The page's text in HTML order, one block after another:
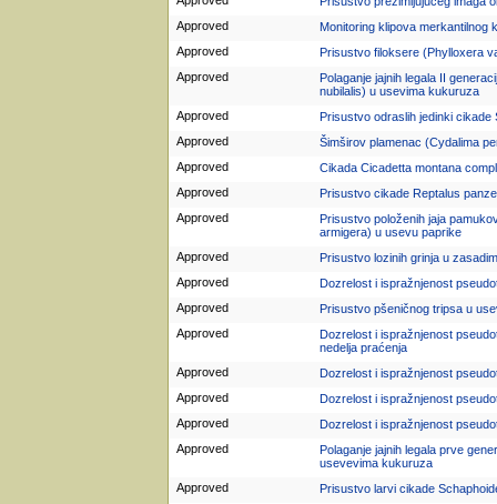
Approved
Monitoring klipova merkantilnog
Approved
Prisustvo filoksere (Phylloxera
Approved
Polaganje jajnih legala II
nubilalis) u usevima kukuruza
Approved
Prisustvo odraslih jedinki cikade
Approved
Šimširov plamenac (Cydalima
Approved
Cikada Cicadetta montana
Approved
Prisustvo cikade Reptalus
Approved
Prisustvo položenih jaja
armigera) u usevu paprike
Approved
Prisustvo lozinih grinja u
Approved
Dozrelost i ispražnjenost
Approved
Prisustvo pšeničnog tripsa u
Approved
Dozrelost i ispražnjenost
nedelja praćenja
Approved
Dozrelost i ispražnjenost
Approved
Dozrelost i ispražnjenost
Approved
Dozrelost i ispražnjenost
Approved
Polaganje jajnih legala prve
usevevima kukuruza
Approved
Prisustvo larvi cikade